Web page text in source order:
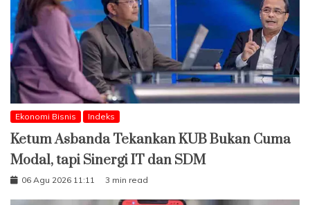
Ekonomi Bisnis Indeks
Ketum Asbanda Tekankan KUB Bukan Cuma
Modal, tapi Sinergi IT dan SDM
06 Agu 2026 11:11 3 min read